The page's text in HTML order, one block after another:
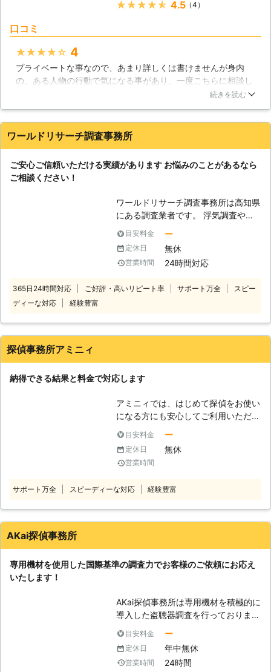
調査とお見積りは無料です。 お見積
気軽にご依頼ください。 日本全国ど
により、事前にお客様にご確認したう
えで調査・見積もりに費用をいただく
調査いたしております。 ※お問い合わ
で調査が可能です。 遠方にお住まい
の方も、安心してご相談、ご依頼くだ
的な価格設定。追加調査費用が発生す
る際は、事前にお伝えしますので安心
して調査依頼していただけます。お支
払い方法については担当相談員にご相
談下さい。 【秘密厳守】 当事務所と
の連絡は時間、方法ともに指定可能で
告が可能です。 【相談・見積もり無
料】 お客様のいま現時点でわかるパ
ートナーと浮気相手の情報をもとに、
調査方法を検討、無料でお見積もりい
たします。 【調査力のある調査員】
わたしたちは、尾行・撮影術から法令
験を積んだプロ探偵集団です。裁判用
いいかも、夫婦カウンセラーの資格を
持った担当が無料でアドバイスを受け
ＳＭ調査事務所は年中無休の24時間
相談対応！全国規模での対応可能！
★★★★★ 4.5（4）
口コミ
★★★★★ 4
プライベートな事なので、あまり詳しくは書けませんが身内
の、ある人物の行動で気になる事があり、一度こちらに相談し
ました。こういうのは、結構高額ですがお金にはかえられない
で自分としては本当に肩の荷が降りました！少し高いですが便
利で安心を買う意味ではいいと個人的には思います。
東京都 新宿区 2016年11月30日
続きを読む
ワールドリサーチ調査事務所
ご安心ご信頼いただける実績があります お悩みのことがあるなら
ご相談ください！
ワールドリサーチ調査事務所は高知県
にある調査業者です。 浮気調査やス
トーカー対策、家出人の捜索や盗聴器
などの発見調査など、各種調査をお受
けしております。 ◆安心の実績 ワー
ルドリサーチ調査会社は、調査業での
トワークをもっております。数多くの
休、24時間対応が可能な体制をとっ
も万全。調査結果を活かしていただく
ためのご相談、各種専門家のご紹介な
ども可能です。弊社を利用してよかっ
たと思っていただける自信がありま
す。 ◆安心の料金設定 「調査会社は
やみくもにお金がかかる」と思ってい
らっしゃいませんか？ワールドリサー
チ調査会社は、独自のネットワークで
ムダのない調査を行うことができるの
で、お客さまのご負担を軽減すること
なににどんなお金がかかるのか、お見
積りはきちんと提示いたします。どん
で、ご不明な点はご遠慮なくお尋ねく
ださい。
目安料金 ー
定休日 無休
営業時間 24時間対応
365日24時間対応 ご好評・高いリピート率 サポート万全
スピー
ディーな対応
経験豊富
探偵事務所アミニィ
納得できる結果と料金で対応します
アミニィでは、はじめて探偵をお使い
になる方にも安心してご利用いただけ
所よりも安価な価格設定で対応させて
いただいております。 もちろん、そ
の分手を抜いているというわけではあ
クオリティーも、他の探偵事務所に引
と存じます。 アミニィでは、調査後
談ください。
目安料金 ー
定休日 無休
営業時間
サポート万全 スピーディーな対応 経験豊富
AKai探偵事務所
専用機材を使用した国際基準の調査力でお客様のご依頼にお応え
いたします！
AKai探偵事務所は専用機材を積極的に
導入した盗聴器調査を行っておりま
か分かりにくく、中には調査をしても
発見しにくい特殊なタイプもありま
す。 私どもでは専門資格と国際基準
目安料金 ー
定休日 年中無休
営業時間 24時間